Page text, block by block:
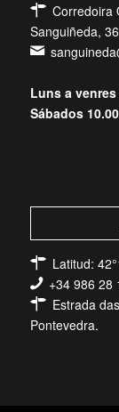
Corredoira
Sanguiñeda,
Luns a venres
Sábados
Latitud:
+34 986 28
Estrada
Pontevedra.